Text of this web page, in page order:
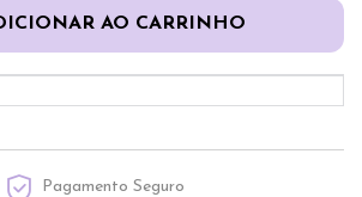
AO CARRINHO
Pagamento Seguro